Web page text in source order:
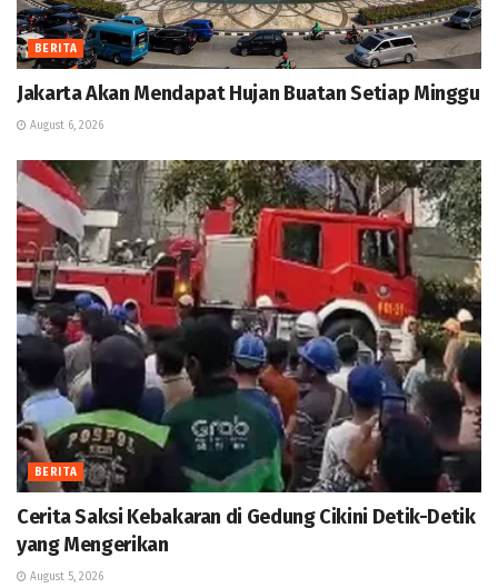
BERITA
Jakarta Akan Mendapat Hujan Buatan Setiap Minggu
August 6, 2026
BERITA
Cerita Saksi Kebakaran di Gedung Cikini Detik-Detik
yang Mengerikan
August 5, 2026